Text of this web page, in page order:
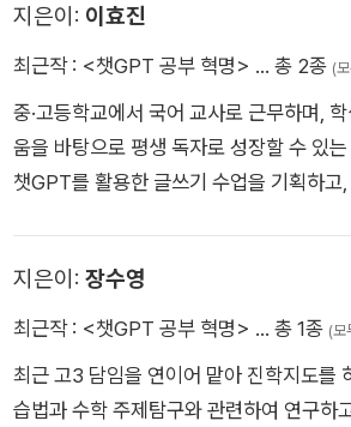
지은이: 이효진
최근작 : <챗GPT 공부 혁명> … 총 2종 (
중·고등학교에서 국어 교사로 근무하며,
움을 바탕으로 평생 독자로 성장할 수 있
챗GPT를 활용한 글쓰기 수업을 기획하고
있다.
지은이: 장수영
최근작 : <챗GPT 공부 혁명> … 총 1종 (모
최근 고3 담임을 연이어 맡아 진학지도를
습법과 수학 주제탐구와 관련하여 연구하